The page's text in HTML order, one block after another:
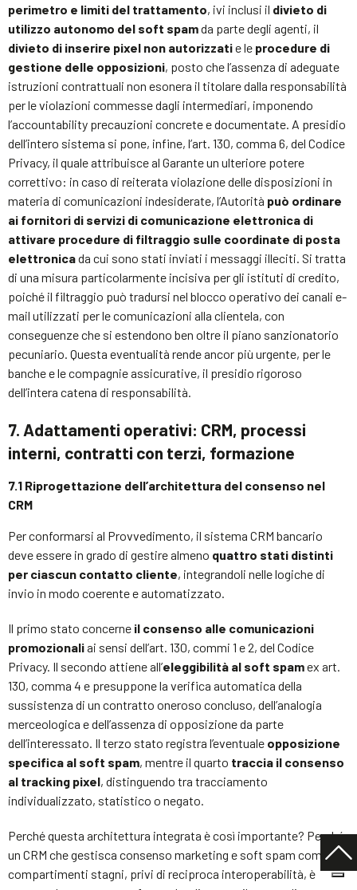
perimetro e limiti del trattamento, ivi inclusi il divieto di
utilizzo autonomo del soft spamda parte degli agenti, il
divieto di inserire pixel non autorizzatie le procedure di
gestione delle opposizioni, posto che l’assenza di adeguate
istruzioni contrattuali non esonera il titolare dalla responsabilità
per le violazioni commesse dagli intermediari, imponendo
l’accountability precauzioni concrete e documentate. A presidio
dell’intero sistema si pone, infine, l’art. 130, comma 6, del Codice
Privacy, il quale attribuisce al Garante un ulteriore potere
correttivo: in caso di reiterata violazione delle disposizioni in
materia di comunicazioni indesiderate, l’Autorità può ordinare
ai fornitori di servizi di comunicazione elettronica di
attivare procedure di filtraggio sulle coordinate di posta
elettronicada cui sono stati inviati i messaggi illeciti. Si tratta
di una misura particolarmente incisiva per gli istituti di credito,
poiché il filtraggio può tradursi nel blocco operativo dei canali e-
mail utilizzati per le comunicazioni alla clientela, con
conseguenze che si estendono ben oltre il piano sanzionatorio
pecuniario. Questa eventualità rende ancor più urgente, per le
banche e le compagnie assicurative, il presidio rigoroso
dell’intera catena di responsabilità.
7. Adattamenti operativi: CRM, processi
interni, contratti con terzi, formazione
7.1 Riprogettazione dell’architettura del consenso nel
CRM
Per conformarsi al Provvedimento, il sistema CRM bancario
deve essere in grado di gestire almeno quattro stati distinti
per ciascun contatto cliente, integrandoli nelle logiche di
invio in modo coerente e automatizzato.
Il primo stato concerne il consenso alle comunicazioni
promozionaliai sensi dell’art. 130, commi 1 e 2, del Codice
Privacy. Il secondo attiene all’eleggibilità al soft spamex art.
130, comma 4 e presuppone la verifica automatica della
sussistenza di un contratto oneroso concluso, dell’analogia
merceologica e dell’assenza di opposizione da parte
dell’interessato. Il terzo stato registra l’eventuale opposizione
specifica al soft spam, mentre il quarto traccia il consenso
al tracking pixel, distinguendo tra tracciamento
individualizzato, statistico o negato.
Perché questa architettura integrata è così importante? Perché
un CRM che gestisca consenso marketing e soft spam come
compartimenti stagni, privi di reciproca interoperabilità, è